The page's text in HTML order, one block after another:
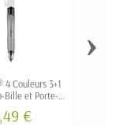
4 Couleurs 3+1
Bille et Porte-
€
›